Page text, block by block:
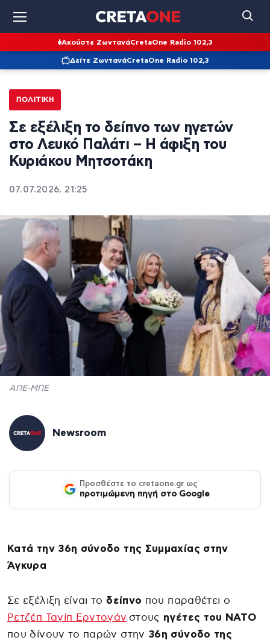
Ακούστε ΖωντανάCretaOne Radio 102,3
Δείτε ΖωντανάCretaOne Radio 102,3
ΠΟΛΙΤΙΚΉ
Σε εξέλιξη το δείπνο των ηγετών
στο Λευκό Παλάτι – Η άφιξη του
Κυριάκου Μητσοτάκη
07.07.2026, 21:25
ΑΠΕ-ΜΠΕ
Newsroom
Προσθέστε το cretaone.gr ως
προτιμώμενη πηγή στο Google
Κατά την 36η σύνοδο της Συμμαχίας στην
Άγκυρα
Σε εξέλιξη είναι το δείπνο που παραθέτει ο
Ρετζέπ Ταγίπ Ερντογάν στους ηγέτες του ΝΑΤΟ
που δίνουν το παρών στην 36η σύνοδο της